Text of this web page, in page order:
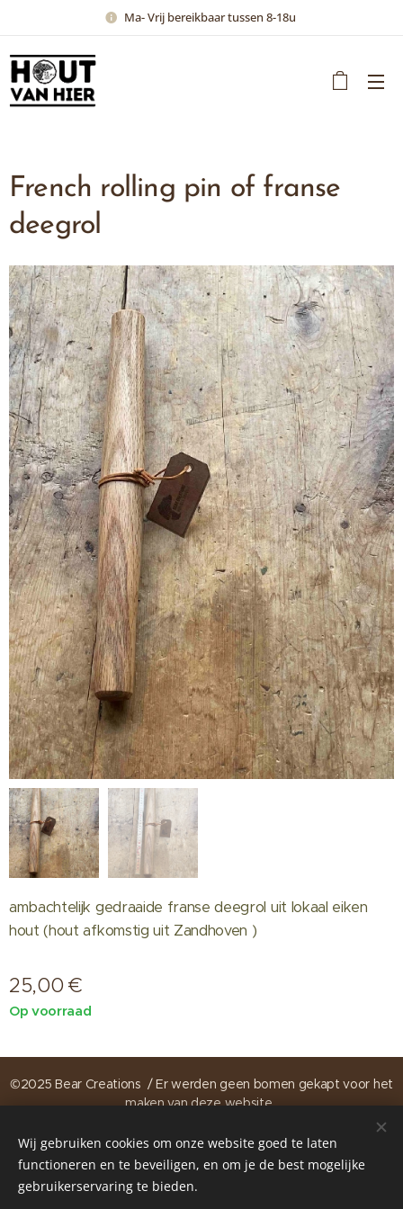
Ma- Vrij bereikbaar tussen 8-18u
French rolling pin of franse
deegrol
ambachtelijk gedraaide franse deegrol uit lokaal eiken
hout (hout afkomstig uit Zandhoven )
25,00 €
Op voorraad
©2025 Bear Creations / Er werden geen bomen gekapt voor het
maken van deze website .
https://www.instagram.com/bearcreations.be Cookies
Wij gebruiken cookies om onze website goed te laten
functioneren en te beveiligen, en om je de best mogelijke
gebruikerservaring te bieden.